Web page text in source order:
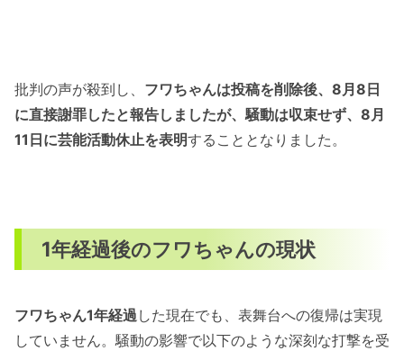
批判の声が殺到し、 フワちゃんは投稿を削除後、8月8日
に直接謝罪したと報告しましたが、騒動は収束せず、8月
11日に芸能活動休止を表明することとなりました。
1年経過後のフワちゃんの現状
フワちゃん1年経過した現在でも、表舞台への復帰は実現
していません。騒動の影響で以下のような深刻な打撃を受